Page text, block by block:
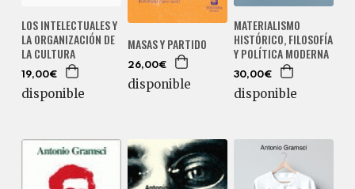
LOS INTELECTUALES Y
LA ORGANIZACIÓN DE
LA CULTURA
19,00€
disponible
MASAS Y PARTIDO
26,00€
disponible
MATERIALISMO
HISTÓRICO, FILOSOFÍA
Y POLÍTICA MODERNA
30,00€
disponible